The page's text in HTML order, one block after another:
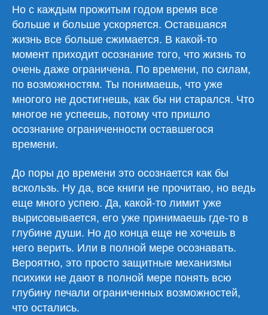
Но с каждым прожитым годом время все
больше и больше ускоряется. Оставшаяся
жизнь все больше сжимается. В какой-то
момент приходит осознание того, что жизнь то
очень даже ограничена. По времени, по силам,
по возможностям. Ты понимаешь, что уже
многого не достигнешь, как бы ни старался. Что
многое не успеешь, потому что пришло
осознание ограниченности оставшегося
времени.
До поры до времени это осознается как бы
вскользь. Ну да, все книги не прочитаю, но ведь
еще много успею. Да, какой-то лимит уже
вырисовывается, его уже принимаешь где-то в
глубине души. Но до конца еще не хочешь в
него верить. Или в полной мере осознавать.
Вероятно, это просто защитные механизмы
психики не дают в полной мере понять всю
глубину печали ограниченных возможностей,
что остались.